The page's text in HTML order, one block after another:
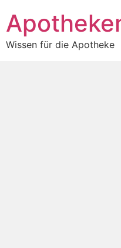
Wissen für die Apotheke